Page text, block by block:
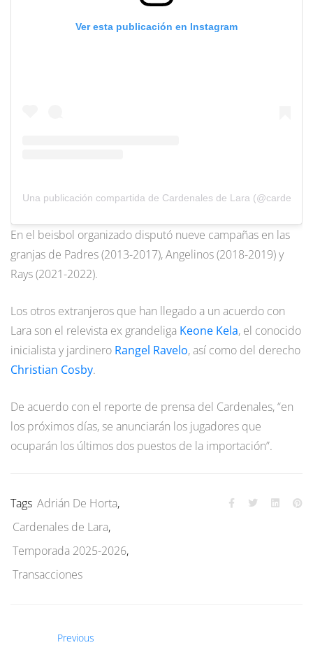
Ver esta publicación en Instagram
Una publicación compartida de Cardenales de Lara
En el beisbol organizado disputó nueve campañas en las
granjas de Padres (2013-2017), Angelinos (2018-2019) y
Rays (2021-2022).
Los otros extranjeros que han llegado a un acuerdo con
Lara son el relevista ex grandeliga Keone Kela, el conocido
inicialista y jardinero Rangel Ravelo, así como del derecho
Christian Cosby.
De acuerdo con el reporte de prensa del Cardenales, “en
los próximos días, se anunciarán los jugadores que
ocuparán los últimos dos puestos de la importación”.
Tags Adrián De Horta,
Cardenales de Lara,
Temporada 2025-2026,
Transacciones
Previous